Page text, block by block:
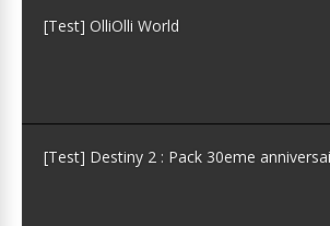
[Test] OlliOlli World
[Test] Destiny 2 : Pack 30eme